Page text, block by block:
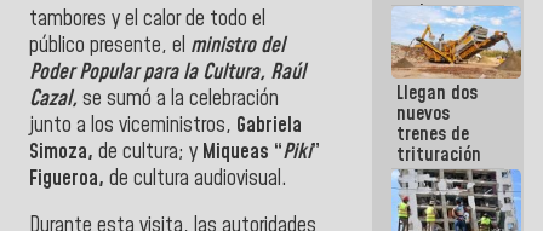
tambores y el calor de todo el
público presente, el ministro del
Poder Popular para la Cultura, Raúl
Cazal, se sumó a la celebración
junto a los viceministros, Gabriela
Simoza, de cultura; y Miqueas “Piki”
Figueroa, de cultura audiovisual.
cada vez
que escribes
porque lo
que haces
es
embarrarla
Llegan dos
nuevos
trenes de
trituración
para
optimizar
manejo de